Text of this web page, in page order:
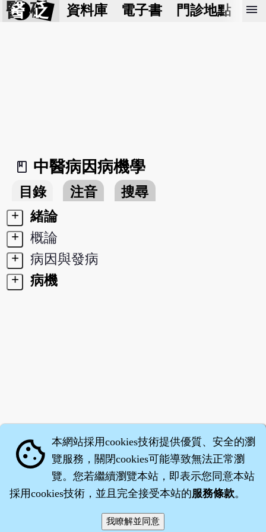
醫 砭 資料庫 電子書 門診地點 預
menu
book_2
中醫病因病機學
目錄 注音
搜尋
+
緒論
+
概論
+
病因與發病
+
病機
‧沈藥子©2008～2026
cookie 本網站採用cookies技術提供優質、安全的瀏
覽服務，關閉cookies可能導致無法正常瀏
覽。您若繼續瀏覽本站，即表示您同意本站
採用cookies技術，並且完全接受本站的服務條款。